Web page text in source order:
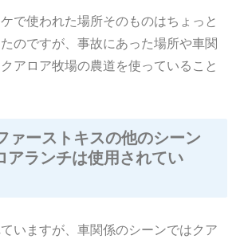
で使われた場所そのものはちょっと
のですが、事故にあった場所や車関
アロア牧場の農道を使っていること
ァーストキスの他のシーン
アランチは使用されてい
いますが、車関係のシーンではクア